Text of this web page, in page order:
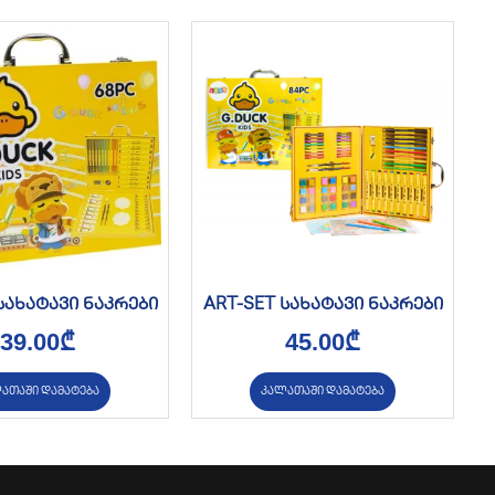
ნაკრები
39.00₾
დამატება
ART-SET სახატავი ნაკრები
45.00₾
კალათაში დამატება